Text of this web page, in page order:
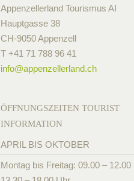
Appenzellerland Tourismus AI
Hauptgasse 38
CH-9050 Appenzell
T +41 71 788 96 41
info@appenzellerland.ch
ÖFFNUNGSZEITEN TOURIST
INFORMATION
APRIL BIS OKTOBER
Montag bis Freitag: 09.00 – 12.00